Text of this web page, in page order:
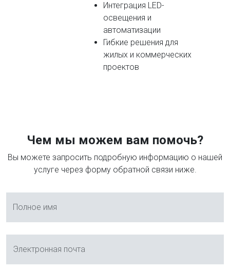
Интеграция LED-
освещения и
автоматизации
Гибкие решения для
жилых и коммерческих
проектов
Чем мы можем вам помочь?
Вы можете запросить подробную информацию о нашей
услуге через форму обратной связи ниже.
Полное имя
Электронная почта